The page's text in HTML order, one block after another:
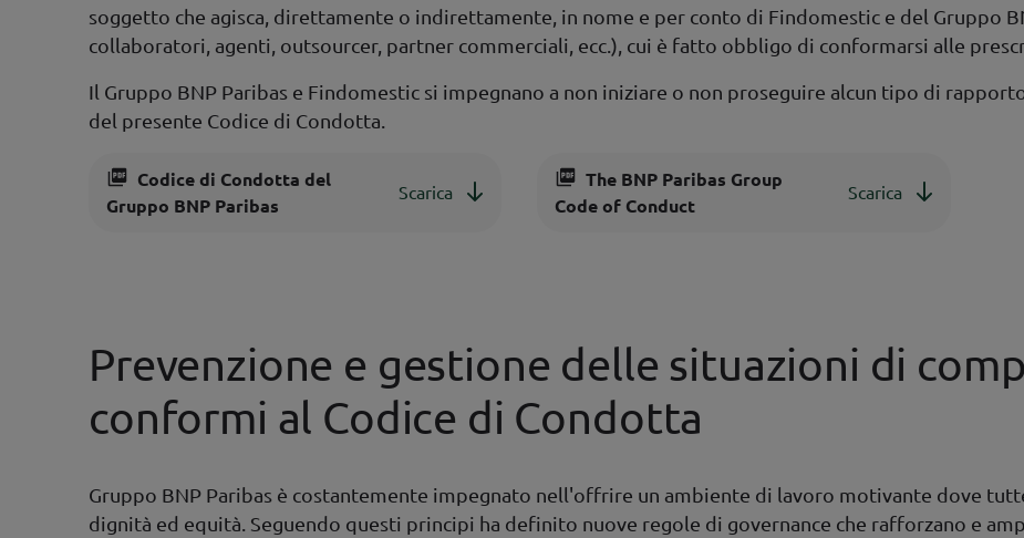
soggetto che agisca, direttamente o indirettamente, in nome e per conto di Findomestic e del Gruppo
collaboratori, agenti, outsourcer, partner commerciali, ecc.), cui è fatto obbligo di conformarsi alle
Il Gruppo BNP Paribas e Findomestic si impegnano a non iniziare o non proseguire alcun tipo di
del presente Codice di Condotta.
Codice di Condotta del
Gruppo BNP Paribas
Scarica
The BNP Paribas Group
Code of Conduct
Scarica
Prevenzione e gestione delle situazioni di
conformi al Codice di Condotta
Gruppo BNP Paribas è costantemente impegnato nell'offrire un ambiente di lavoro motivante dove
dignità ed equità. Seguendo questi principi ha definito nuove regole di governance che rafforzano e